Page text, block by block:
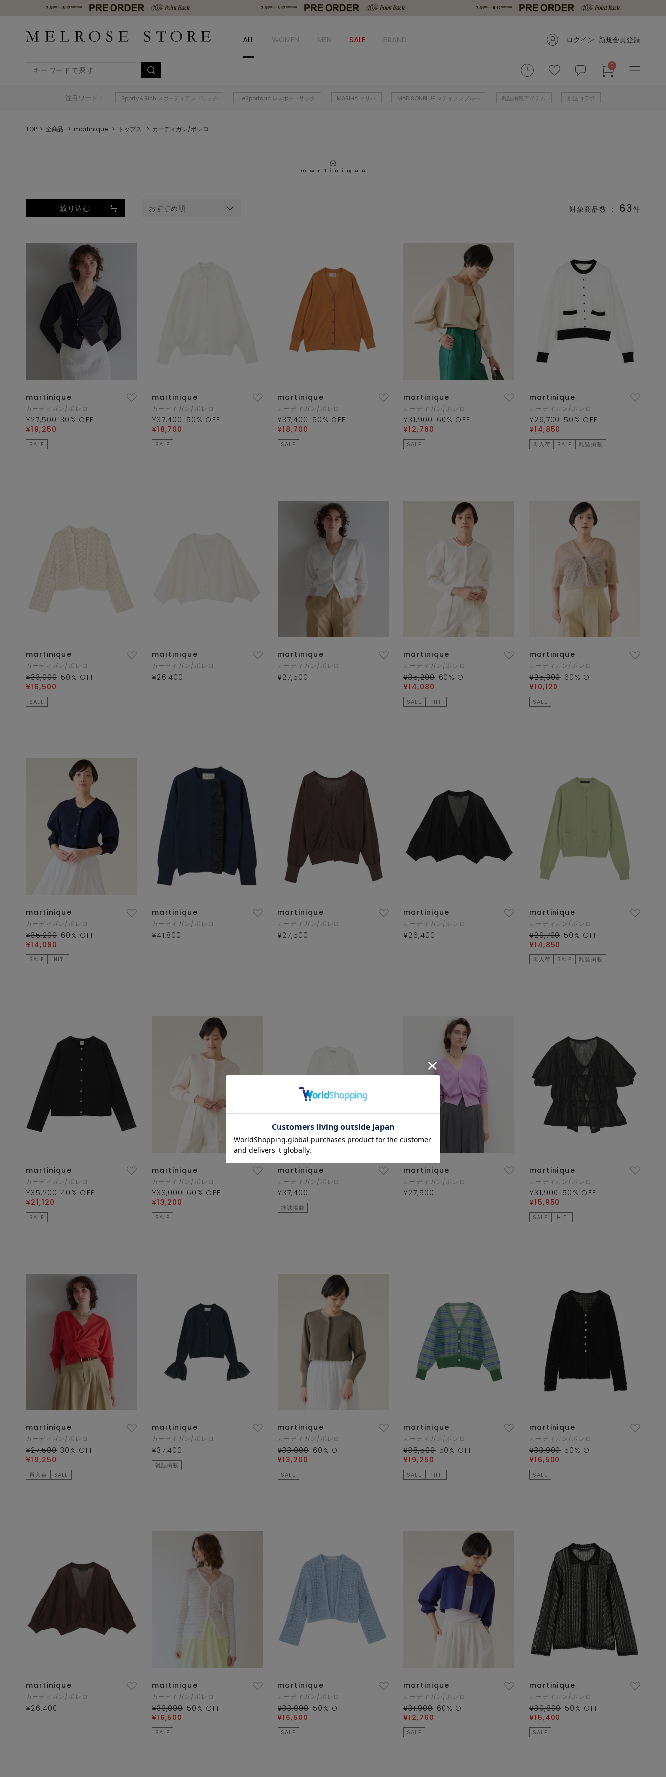
ALL WOMEN MEN SALE BRAND ログイン 新規会員登録
0
注目ワード： Sporty＆Rich スポーティアンドリッチ LeSportsac レスポートサック MARIHA マリハ MADISONBLUE マディソンブルー 雑誌掲載アイテム 別注コラボ
TOP 全商品 martinique トップス カーディガン/ボレロ
絞り込む おすすめ順 対象商品数 ： 63件
martinique
カーディガン/ボレロ
¥27,500 30 % OFF
¥19,250
SALE
martinique
カーディガン/ボレロ
¥37,400 50 % OFF
¥18,700
SALE
martinique
カーディガン/ボレロ
¥37,400 50 % OFF
¥18,700
SALE
martinique
カーディガン/ボレロ
¥31,900 60 % OFF
¥12,760
SALE
martinique
カーディガン/ボレロ
¥29,700 50 % OFF
¥14,850
再入荷 SALE 雑誌掲載
martinique
カーディガン/ボレロ
¥33,000 50 % OFF
¥16,500
SALE
martinique
カーディガン/ボレロ
¥26,400
martinique
カーディガン/ボレロ
¥27,500
martinique
カーディガン/ボレロ
¥35,200 60 % OFF
¥14,080
SALE HIT
martinique
カーディガン/ボレロ
¥25,300 60 % OFF
¥10,120
SALE
martinique
カーディガン/ボレロ
¥35,200 60 % OFF
¥14,080
SALE HIT
martinique
カーディガン/ボレロ
¥41,800
martinique
カーディガン/ボレロ
¥27,500
martinique
カーディガン/ボレロ
¥26,400
martinique
カーディガン/ボレロ
¥29,700 50 % OFF
¥14,850
再入荷 SALE 雑誌掲載
martinique
カーディガン/ボレロ
¥35,200 40 % OFF
¥21,120
SALE
martinique
カーディガン/ボレロ
¥33,000 60 % OFF
¥13,200
SALE
martinique
カーディガン/ボレロ
¥37,400
雑誌掲載
martinique
カーディガン/ボレロ
¥27,500
martinique
カーディガン/ボレロ
¥31,900 50 % OFF
¥15,950
SALE HIT
martinique
カーディガン/ボレロ
¥27,500 30 % OFF
¥19,250
再入荷 SALE
martinique
カーディガン/ボレロ
¥37,400
雑誌掲載
martinique
カーディガン/ボレロ
¥33,000 60 % OFF
¥13,200
SALE
martinique
カーディガン/ボレロ
¥38,500 50 % OFF
¥19,250
SALE HIT
martinique
カーディガン/ボレロ
¥33,000 50 % OFF
¥16,500
SALE
martinique
カーディガン/ボレロ
¥26,400
martinique
カーディガン/ボレロ
¥33,000 50 % OFF
¥16,500
SALE
martinique
カーディガン/ボレロ
¥33,000 50 % OFF
¥16,500
SALE
martinique
カーディガン/ボレロ
¥31,900 60 % OFF
¥12,760
SALE
martinique
カーディガン/ボレロ
¥30,800 50 % OFF
¥15,400
SALE